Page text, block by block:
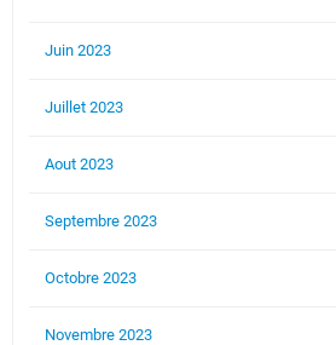
Juin 2023
Juillet 2023
Aout 2023
Septembre 2023
Octobre 2023
Novembre 2023